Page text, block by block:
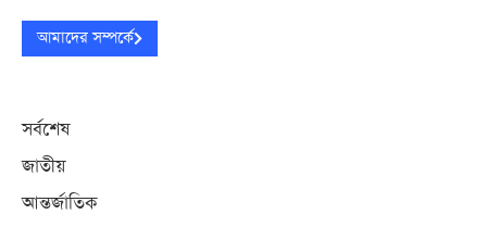
আমাদের সম্পর্কে
সর্বশেষ
জাতীয়
আন্তর্জাতিক